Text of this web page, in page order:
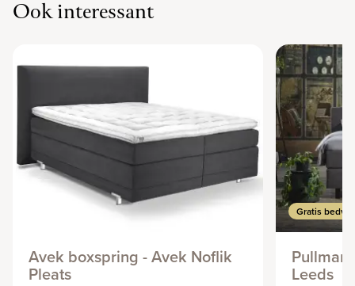
Ook interessant
Avek boxspring - Avek Noflik
Pleats
Pullman
Leeds